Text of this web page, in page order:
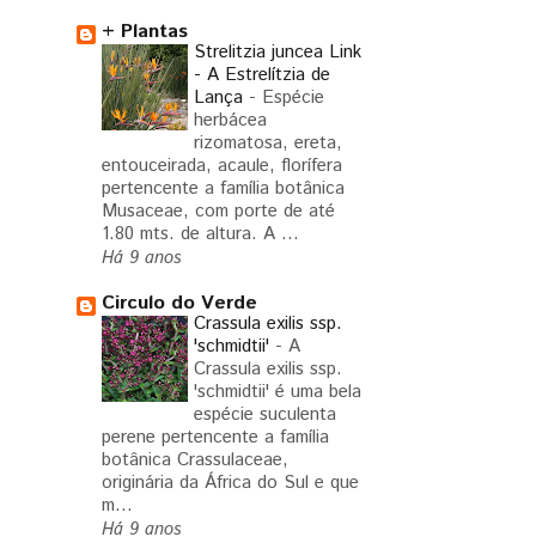
+ Plantas
Strelitzia juncea Link
- A Estrelítzia de
Lança - Espécie
herbácea
rizomatosa, ereta,
entouceirada, acaule, florífera
pertencente a família botânica
Musaceae, com porte de até
1.80 mts. de altura. A ...
Há 9 anos
Circulo do Verde
Crassula exilis ssp.
'schmidtii' - A
Crassula exilis ssp.
'schmidtii' é uma bela
espécie suculenta
perene pertencente a família
botânica Crassulaceae,
originária da África do Sul e que
m...
Há 9 anos